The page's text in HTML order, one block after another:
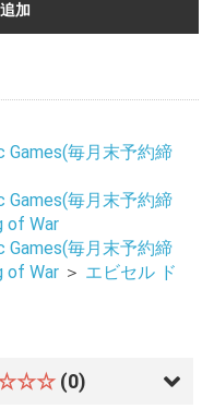
加
毎月末予約締
毎月末予約締
of War
毎月末予約締
of War ＞ エビセル ド
(0)